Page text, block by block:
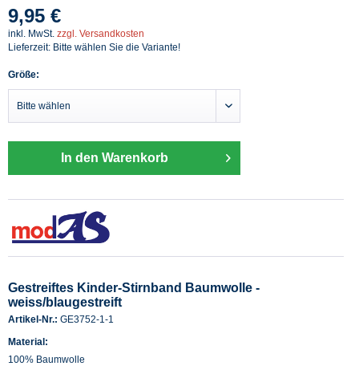
9,95 €
inkl. MwSt. zzgl. Versandkosten
Lieferzeit: Bitte wählen Sie die Variante!
Größe:
In den Warenkorb
Gestreiftes Kinder-Stirnband Baumwolle -
weiss/blaugestreift
Artikel-Nr.: GE3752-1-1
Material:
100% Baumwolle